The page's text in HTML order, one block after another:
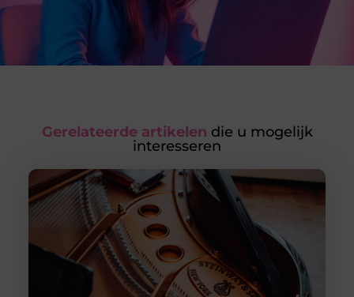
Gerelateerde artikelen die u mogelijk
interesseren